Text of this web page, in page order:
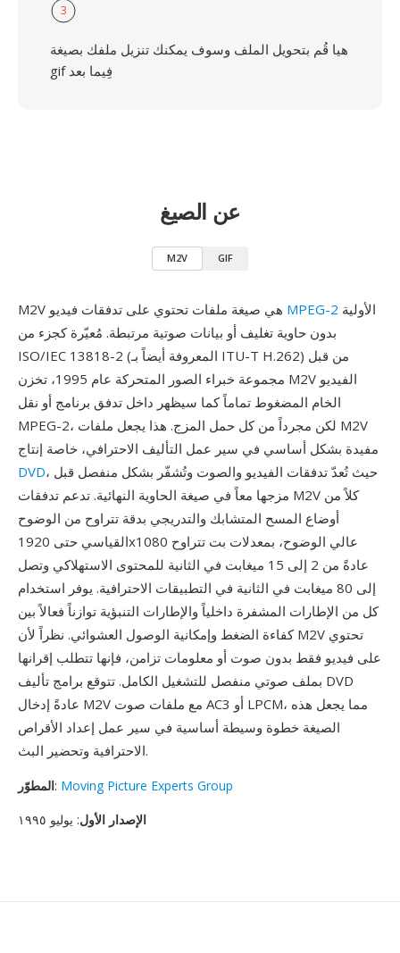
3
هيا قُم بتحويل الملف وسوف يمكنك تنزيل ملفك بصيغة
gif فِيما بعد
عن الصيغ
M2V GIF
MPEG-2
بدون حاوية تغليف أو بيانات صوتية مرتبطة. مُعيّرة كجزء من
ISO/IEC 13818-2 (المعروفة أيضاً بـ ITU-T H.262) من قبل
مجموعة خبراء الصور المتحركة عام 1995، تخزن M2V الفيديو
الخام المضغوط تماماً كما سيظهر داخل تدفق برنامج أو نقل
MPEG-2، لكن مجرداً من كل حمل المزج. هذا يجعل ملفات M2V
مفيدة بشكل أساسي في سير عمل التأليف الاحترافي، خاصة إنتاج
DVD، حيث تُعدّ تدفقات الفيديو والصوت وتُشفّر بشكل منفصل قبل
مزجها معاً في صيغة الحاوية النهائية. تدعم تدفقات M2V كلاً من
أوضاع المسح المتشابك والتدريجي بدقة تتراوح من الوضوح
القياسي حتى 1920x1080 عالي الوضوح، بمعدلات بت تتراوح
عادةً من 2 إلى 15 ميغابت في الثانية للمحتوى الاستهلاكي وتصل
إلى 80 ميغابت في الثانية في التطبيقات الاحترافية. يوفر استخدام
كل من الإطارات المشفرة داخلياً والإطارات التنبؤية توازناً فعالاً بين
كفاءة الضغط وإمكانية الوصول العشوائي. نظراً لأن M2V تحتوي
على فيديو فقط بدون صوت أو معلومات تزامن، فإنها تتطلب إقرانها
بملف صوتي منفصل للتشغيل الكامل. تتوقع برامج تأليف DVD
عادةً إدخال M2V مع ملفات صوت AC3 أو LPCM، مما يجعل هذه
الصيغة خطوة وسيطة أساسية في سير عمل إعداد الأقراص
الاحترافية وتحضير البث.
المطوّر: Moving Picture Experts Group
الإصدار الأول: يوليو ١٩٩٥